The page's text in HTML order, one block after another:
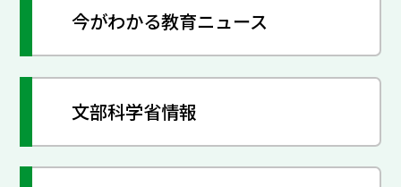
今がわかる教育ニュース
文部科学省情報